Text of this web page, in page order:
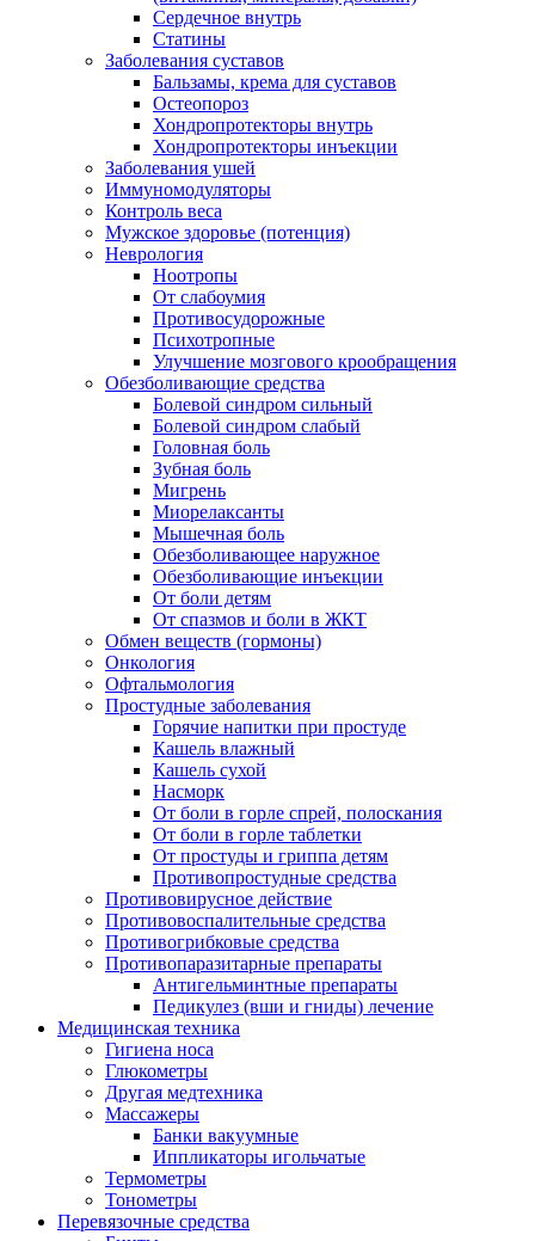
Сердечное внутрь
Статины
Заболевания суставов
Бальзамы, крема для суставов
Остеопороз
Хондропротекторы внутрь
Хондропротекторы инъекции
Заболевания ушей
Иммуномодуляторы
Контроль веса
Мужское здоровье (потенция)
Неврология
Ноотропы
От слабоумия
Противосудорожные
Психотропные
Улучшение мозгового крообращения
Обезболивающие средства
Болевой синдром сильный
Болевой синдром слабый
Головная боль
Зубная боль
Мигрень
Миорелаксанты
Мышечная боль
Обезболивающее наружное
Обезболивающие инъекции
От боли детям
От спазмов и боли в ЖКТ
Обмен веществ (гормоны)
Онкология
Офтальмология
Простудные заболевания
Горячие напитки при простуде
Кашель влажный
Кашель сухой
Насморк
От боли в горле спрей, полоскания
От боли в горле таблетки
От простуды и гриппа детям
Противопростудные средства
Противовирусное действие
Противовоспалительные средства
Противогрибковые средства
Противопаразитарные препараты
Антигельминтные препараты
Педикулез (вши и гниды) лечение
Медицинская техника
Гигиена носа
Глюкометры
Другая медтехника
Массажеры
Банки вакуумные
Иппликаторы игольчатые
Термометры
Тонометры
Перевязочные средства